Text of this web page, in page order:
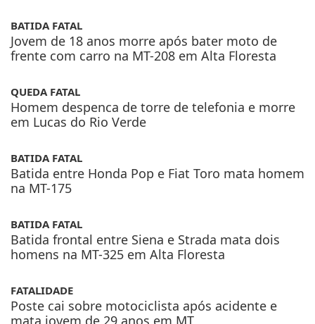
BATIDA FATAL
Jovem de 18 anos morre após bater moto de
frente com carro na MT-208 em Alta Floresta
QUEDA FATAL
Homem despenca de torre de telefonia e morre
em Lucas do Rio Verde
BATIDA FATAL
Batida entre Honda Pop e Fiat Toro mata homem
na MT-175
BATIDA FATAL
Batida frontal entre Siena e Strada mata dois
homens na MT-325 em Alta Floresta
FATALIDADE
Poste cai sobre motociclista após acidente e
mata jovem de 29 anos em MT